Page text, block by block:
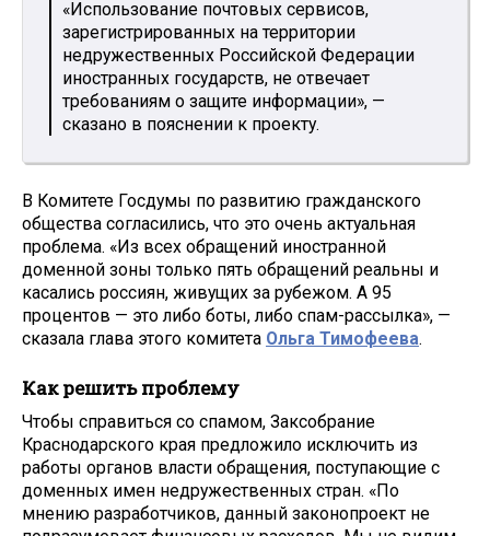
«Использование почтовых сервисов,
зарегистрированных на территории
недружественных Российской Федерации
иностранных государств, не отвечает
требованиям о защите информации», —
сказано в пояснении к проекту.
В Комитете Госдумы по развитию гражданского
общества согласились, что это очень актуальная
проблема. «Из всех обращений иностранной
доменной зоны только пять обращений реальны и
касались россиян, живущих за рубежом. А 95
процентов — это либо боты, либо спам-рассылка», —
сказала глава этого комитета Ольга Тимофеева.
Как решить проблему
Чтобы справиться со спамом, Заксобрание
Краснодарского края предложило исключить из
работы органов власти обращения, поступающие с
доменных имен недружественных стран. «По
мнению разработчиков, данный законопроект не